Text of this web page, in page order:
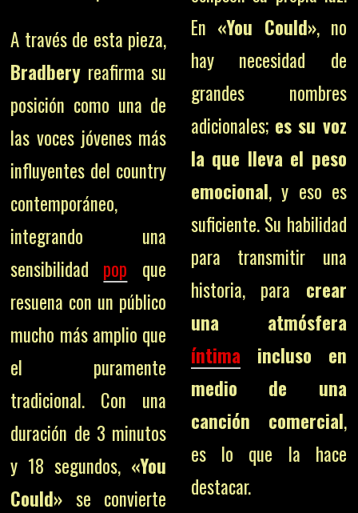
A través de esta pieza,
Bradbery reafirma su
posición como una de
las voces jóvenes más
influyentes del country
contemporáneo,
integrando una
sensibilidad pop que
resuena con un público
mucho más amplio que
el puramente
tradicional. Con una
duración de 3 minutos
y 18 segundos, «You
Could» se convierte
En «You Could», no
hay necesidad de
grandes nombres
adicionales; es su voz
la que lleva el peso
emocional, y eso es
suficiente. Su habilidad
para transmitir una
historia, para crear
una atmósfera
íntimaincluso en
medio de una
canción comercial,
es lo que la hace
destacar.